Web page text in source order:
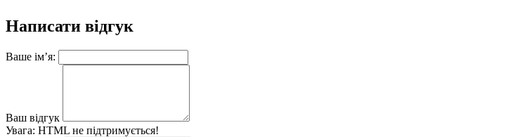
Написати відгук
Ваше ім’я:
Ваш відгук
Увага: HTML не підтримується!